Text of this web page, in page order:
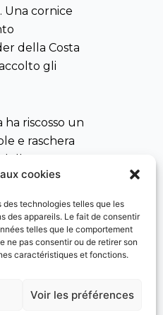
cookies
des technologies telles que les
des appareils. Le fait de consentir
telles que le comportement
ne pas consentir ou de retirer son
caractéristiques et fonctions.
Voir les préférences
Una cornice
della Costa
gli
ha riscosso un
e raschera
ci ha
eventi ed